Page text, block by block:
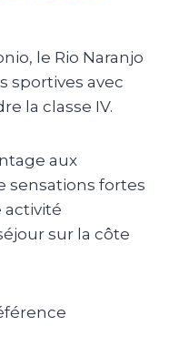
le Rio Naranjo
sportives avec
la classe IV.
aux
sensations fortes
activité
sur la côte